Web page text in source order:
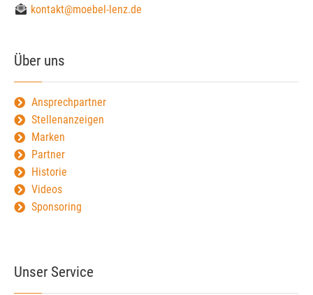
kontakt@moebel-lenz.de
Über uns
Ansprechpartner
Stellenanzeigen
Marken
Partner
Historie
Videos
Sponsoring
Unser Service